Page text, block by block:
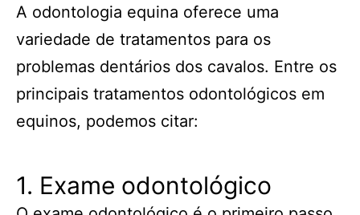
A odontologia equina oferece uma
variedade de tratamentos para os
problemas dentários dos cavalos. Entre os
principais tratamentos odontológicos em
equinos, podemos citar:
1. Exame odontológico